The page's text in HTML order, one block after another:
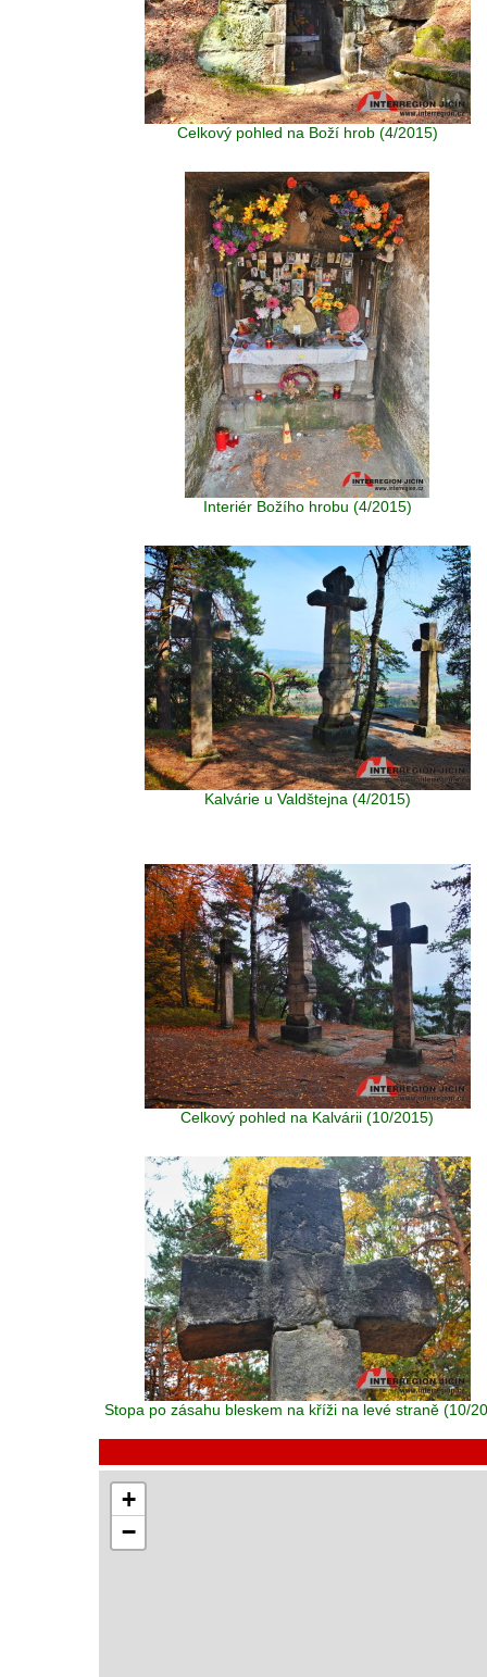
Celkový pohled na Boží hrob (4/2015)
Interiér Božího hrobu (4/2015)
Kalvárie u Valdštejna (4/2015)
Celkový pohled na Kalvárii (10/2015)
Stopa po zásahu bleskem na kříži na levé straně (10/
+
−